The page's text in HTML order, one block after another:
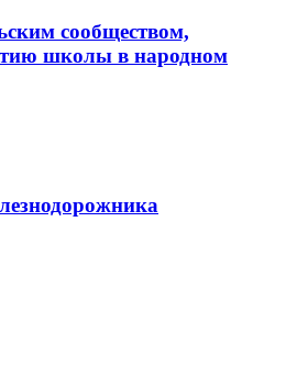
сообществом,
школы в народном